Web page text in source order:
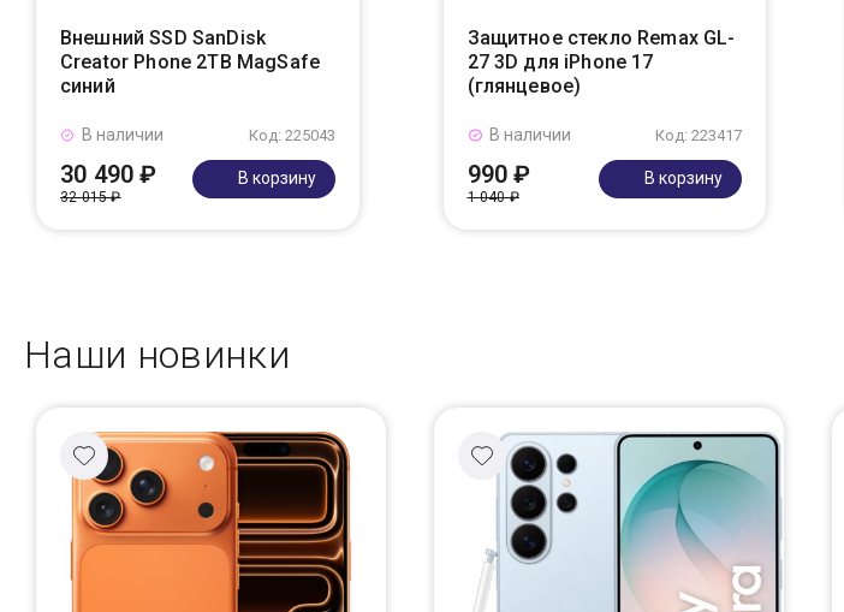
Внешний SSD SanDisk
Creator Phone 2TB MagSafe
синий
Код: 225043
В наличии
30 490 ₽
32 015 ₽
В корзину
Защитное стекло Remax GL-
27 3D для iPhone 17
(глянцевое)
Код: 223417
В наличии
990 ₽
1 040 ₽
В корзину
Наши новинки